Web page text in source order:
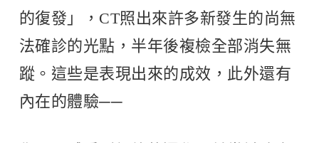
的復發」，CT照出來許多新發生的尚無
法確診的光點，半年後複檢全部消失無
蹤。這些是表現出來的成效，此外還有
內在的體驗──